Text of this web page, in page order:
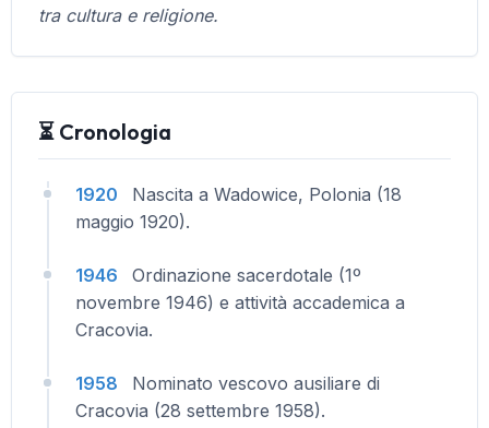
tra cultura e religione.
⏳ Cronologia
1920
Nascita a Wadowice, Polonia (18
maggio 1920).
1946
Ordinazione sacerdotale (1º
novembre 1946) e attività accademica a
Cracovia.
1958
Nominato vescovo ausiliare di
Cracovia (28 settembre 1958).